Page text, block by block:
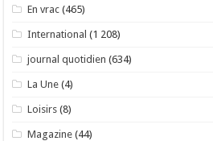
En vrac (465)
International (1 208)
journal quotidien (634)
La Une (4)
Loisirs (8)
Magazine (44)